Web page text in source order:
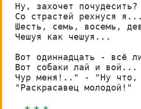
Ну, захочет почудесить?
Со страстей рехнуся
Шесть, семь, восемь,
Чешуя как чешуя...
Вот одиннадцать - всё
Вот собаки лай и вой...
Чур меня!.." - "Ну что,
"Раскрасавец молодой!"